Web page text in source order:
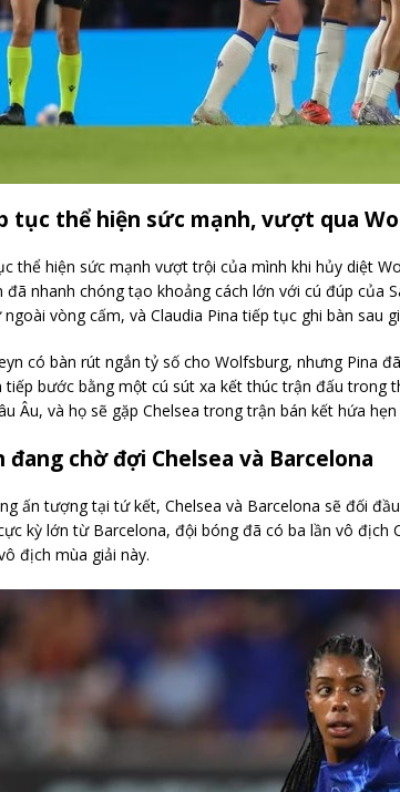
tục thể hiện sức mạnh, vượt qua
thể hiện sức mạnh vượt trội của mình khi hủy diệt
đã nhanh chóng tạo khoảng cách lớn với cú đúp của
vòng cấm, và Claudia Pina tiếp tục ghi bàn sau
có bàn rút ngắn tỷ số cho Wolfsburg, nhưng Pina
bước bằng một cú sút xa kết thúc trận đấu trong
Âu, và họ sẽ gặp Chelsea trong trận bán kết hứa
chờ đợi Chelsea và Barcelona
ấn tượng tại tứ kết, Chelsea và Barcelona sẽ đối
kỳ lớn từ Barcelona, đội bóng đã có ba lần vô
địch mùa giải này.